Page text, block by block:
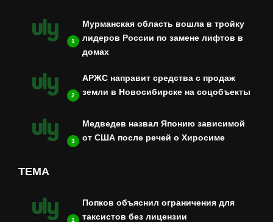
1
Мурманская область вошла в тройку
лидеров России по замене лифтов в
домах
2
АРЖС направит средства с продаж
земли в Новосибирске на соцобъекты
3
Медведев назвал Японию зависимой
от США после речей о Хиросиме
ТЕМА
1
Попков объяснил ограничения для
таксистов без лицензии